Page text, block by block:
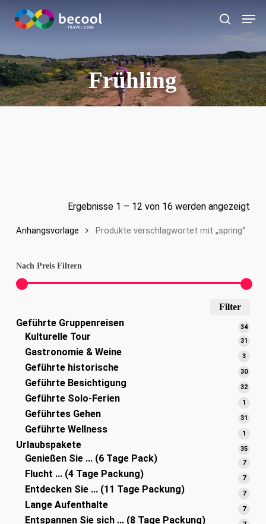
Hauptinhalt
springen
Suche
Frühling
Ergebnisse 1 – 12 von 16 werden angezeigt
Anhangsvorlage Produkte verschlagwortet mit „spring“
Nach Preis Filtern
Filter
Geführte Gruppenreisen 3434
Kulturelle Tour 31
Gastronomie & Weine 33
Geführte historische 3030
Geführte Besichtigung 3232
Geführte Solo-Ferien 1
Geführtes Gehen 31
Geführte Wellness 1
Urlaubspakete 3535
Genießen Sie ... (6 Tage Pack) 77
Flucht ... (4 Tage Packung) 77
Entdecken Sie ... (11 Tage Packung) 77
Lange Aufenthalte 77
Entspannen Sie sich ... (8 Tage Packung)